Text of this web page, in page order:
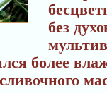
без
более